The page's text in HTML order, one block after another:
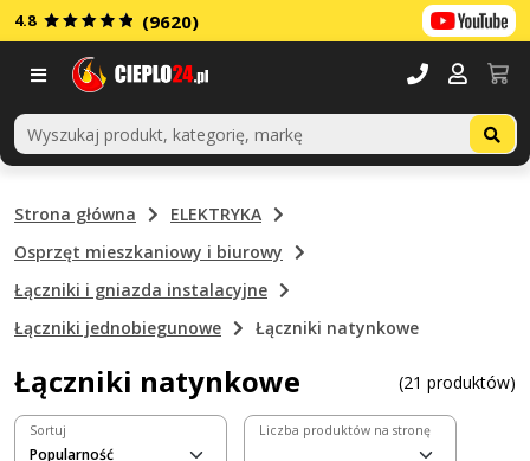
4.8 (9620)
Strona główna
ELEKTRYKA
Osprzęt mieszkaniowy i biurowy
Łączniki i gniazda instalacyjne
Łączniki jednobiegunowe
Łączniki natynkowe
Łączniki natynkowe (21 produktów)
Sortuj Liczba produktów na stronę